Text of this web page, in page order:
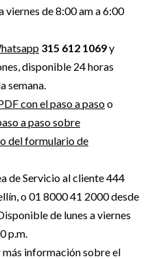
viernes de 8:00 am a 6:00
315 612 1069y
disponible 24 horas
semana.
con el paso a pasoo
a paso sobre
del formulario de
de Servicio al cliente 444
o 01 8000 41 2000 desde
de lunes a viernes
p.m.
información sobre el